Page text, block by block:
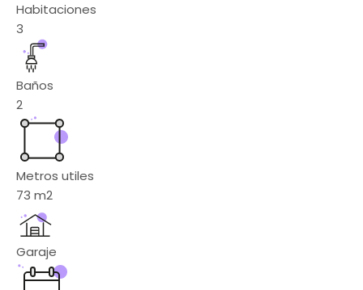
Habitaciones
3
Baños
2
Metros utiles
73 m2
Garaje